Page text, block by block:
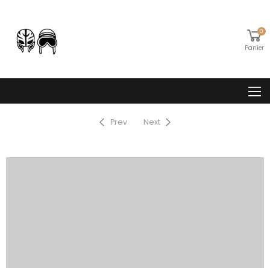
0
Panier
Prev Next